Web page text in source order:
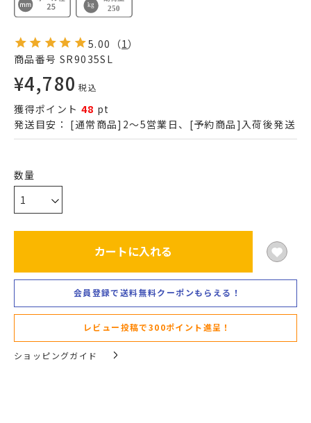
5.00 （1）
商品番号 SR9035SL
¥4,780 税込
獲得ポイント 48 pt
発送目安： [通常商品]2～5営業日、[予約商品]入荷後発送
カートに入れる
会員登録で送料無料クーポンもらえる！
レビュー投稿で300ポイント進呈！
ショッピングガイド